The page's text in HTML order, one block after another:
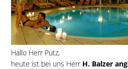
Hallo Herr Putz,
heute ist bei uns Herr H. Balzer